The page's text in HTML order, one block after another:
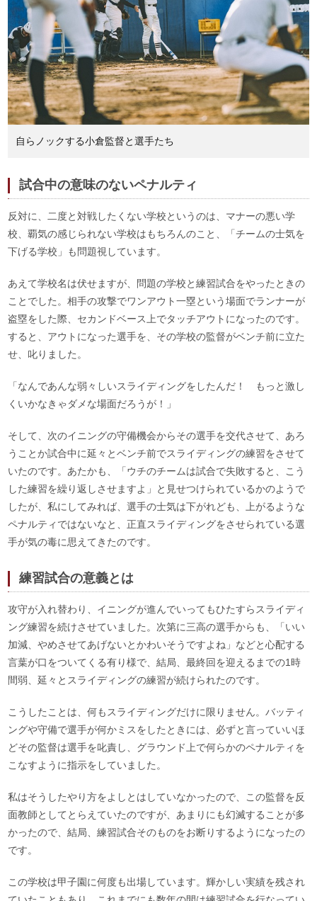
自らノックする小倉監督と選手たち
試合中の意味のないペナルティ
反対に、二度と対戦したくない学校というのは、マナーの悪い学
校、覇気の感じられない学校はもちろんのこと、「チームの士気を
下げる学校」も問題視しています。
あえて学校名は伏せますが、問題の学校と練習試合をやったときの
ことでした。相手の攻撃でワンアウト一塁という場面でランナーが
盗塁をした際、セカンドベース上でタッチアウトになったのです。
すると、アウトになった選手を、その学校の監督がベンチ前に立た
せ、叱りました。
「なんであんな弱々しいスライディングをしたんだ！ もっと激し
くいかなきゃダメな場面だろうが！」
そして、次のイニングの守備機会からその選手を交代させて、あろ
うことか試合中に延々とベンチ前でスライディングの練習をさせて
いたのです。あたかも、「ウチのチームは試合で失敗すると、こう
した練習を繰り返しさせますよ」と見せつけられているかのようで
したが、私にしてみれば、選手の士気は下がれども、上がるような
ペナルティではないなと、正直スライディングをさせられている選
手が気の毒に思えてきたのです。
練習試合の意義とは
攻守が入れ替わり、イニングが進んでいってもひたすらスライディ
ング練習を続けさせていました。次第に三高の選手からも、「いい
加減、やめさせてあげないとかわいそうですよね」などと心配する
言葉が口をついてくる有り様で、結局、最終回を迎えるまでの1時
間弱、延々とスライディングの練習が続けられたのです。
こうしたことは、何もスライディングだけに限りません。バッティ
ングや守備で選手が何かミスをしたときには、必ずと言っていいほ
どその監督は選手を叱責し、グラウンド上で何らかのペナルティを
こなすように指示をしていました。
私はそうしたやり方をよしとはしていなかったので、この監督を反
面教師としてとらえていたのですが、あまりにも幻滅することが多
かったので、結局、練習試合そのものをお断りするようになったの
です。
この学校は甲子園に何度も出場しています。輝かしい実績を残され